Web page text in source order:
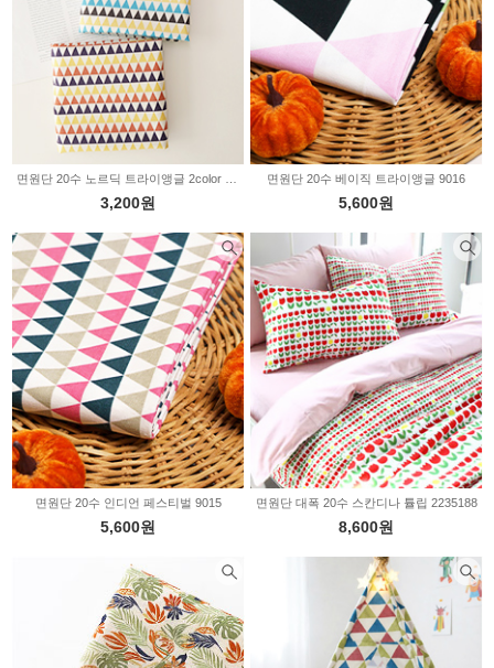
3,200원
면원단 20수 베이직 트라이앵글 9016
5,600원
면원단 20수 인디언 페스티벌 9015
5,600원
면원단 대폭 20수 스칸디나 튤립 2235188
8,600원